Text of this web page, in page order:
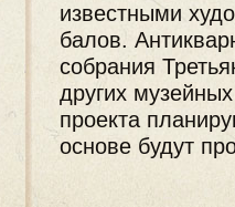
известными
балов.
собрания
других
проекта
основе будут